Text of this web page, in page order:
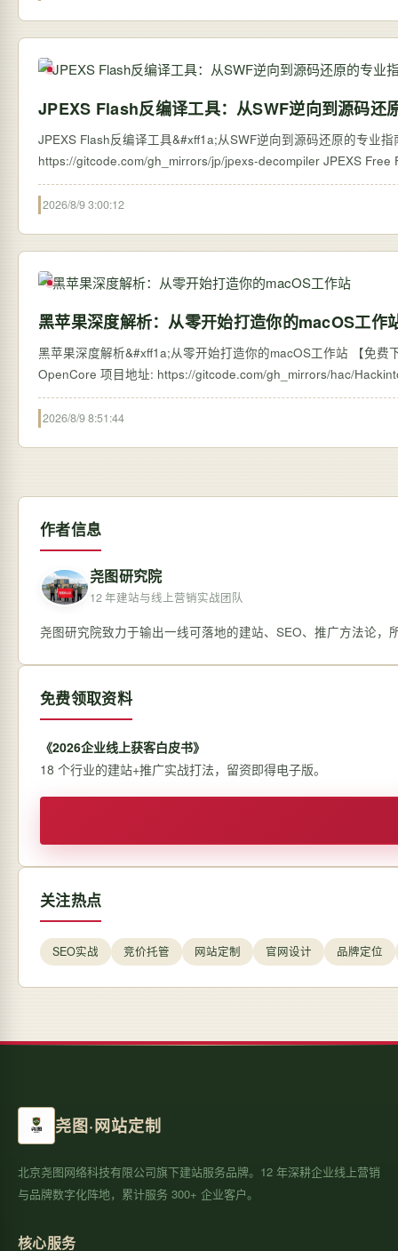
JPEXS Flash反编译工具：从SWF逆向到源码还
JPEXS Flash反编译工具&#xff1a;从SWF逆向到源码还原的专业指南
https://gitcode.com/
2026/8/9 3:00:12
黑苹果深度解析：从零开始打造你的macOS工作
黑苹果深度解析&#xff1a;从零开始打造你的macOS工作站 【免
2026/8/9 8:51:44
作者信息
尧图研究院
12 年建站与线上营销实战团队
尧图研究院致力于输出一线可落地的建站、SEO、推广方法论，
免费领取资料
《2026企业线上获客白皮书》
18 个行业的建站+推广实战打法，留资即得电子版。
关注热点
SEO实战 竞价托管 网站定制 官网设计 品牌定位
尧图·网站定制
北京尧图网络科技有限公司旗下建站服务品牌。12 年深耕企业线上营销
与品牌数字化阵地，累计服务 300+ 企业客户。
核心服务